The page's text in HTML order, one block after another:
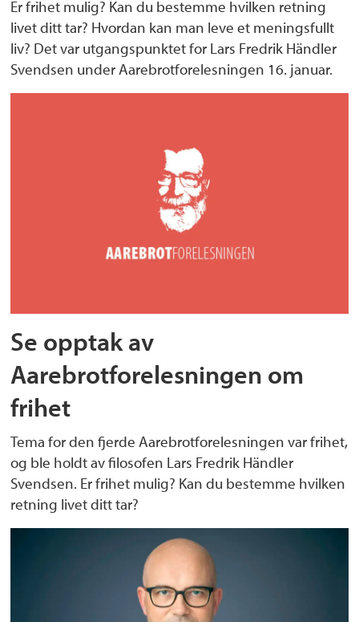
Er frihet mulig? Kan du bestemme hvilken retning
livet ditt tar? Hvordan kan man leve et meningsfullt
liv? Det var utgangspunktet for Lars Fredrik Händler
Svendsen under Aarebrotforelesningen 16. januar.
Se opptak av
Aarebrotforelesningen om
frihet
Tema for den fjerde Aarebrotforelesningen var frihet,
og ble holdt av filosofen Lars Fredrik Händler
Svendsen. Er frihet mulig? Kan du bestemme hvilken
retning livet ditt tar?